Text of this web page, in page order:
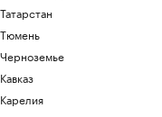
Татарстан
Тюмень
Черноземье
Кавказ
Карелия